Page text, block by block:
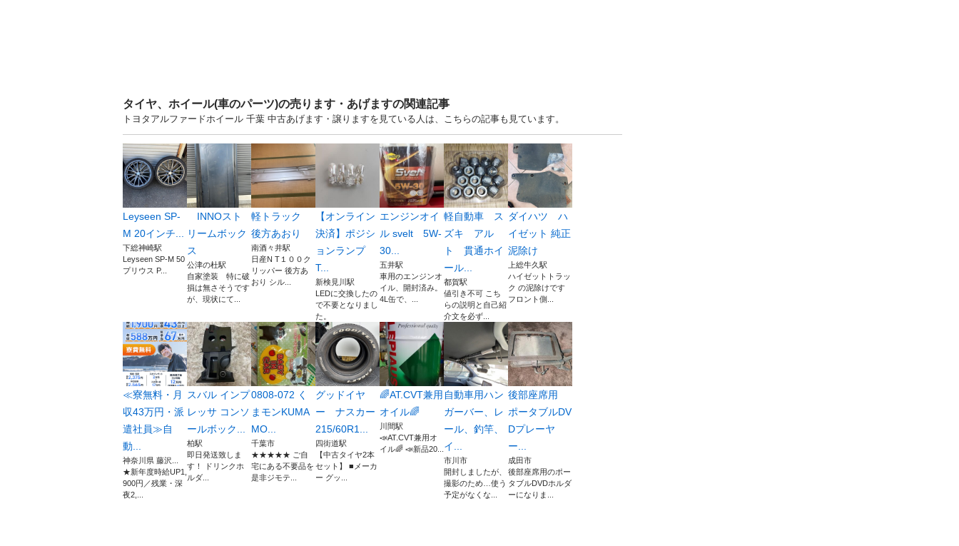
タイヤ、ホイール(車のパーツ)の売ります・あげますの関連記事
トヨタアルファードホイール 千葉 中古あげます・譲りますを見ている人は、こちらの記事も見ています。
Leyseen SP-
M 20インチ...
下総神崎駅
Leyseen SP-M 50
プリウス P...
INNOスト
リームボック
ス
公津の杜駅
自家塗装 特に破
損は無さそうです
が、現状にて...
軽トラック
後方あおり
南酒々井駅
日産N T１００ク
リッパー 後方あ
おり シル...
【オンライン
決済】ポジシ
ョンランプ
T...
新検見川駅
LEDに交換したの
で不要となりまし
た。
エンジンオイ
ル svelt 5W-
30...
五井駅
車用のエンジンオ
イル、開封済み。
4L缶で、...
軽自動車 ス
ズキ アル
ト 貫通ホイ
ール...
都賀駅
値引き不可 こち
らの説明と自己紹
介文を必ず...
ダイハツ ハ
イゼット 純正
泥除け
上総牛久駅
ハイゼットトラッ
ク の泥除けです
フロント側...
≪寮無料・月
収43万円・派
遣社員≫自
動...
神奈川県 藤沢...
★新年度時給UP1,
900円／残業・深
夜2,...
スバル インプ
レッサ コンソ
ールボック...
柏駅
即日発送致しま
す！ ドリンクホ
ルダ...
0808-072 く
まモンKUMA
MO...
千葉市
★★★★★ ご自
宅にある不要品を
是非ジモテ...
グッドイヤ
ー ナスカー
215/60R1...
四街道駅
【中古タイヤ2本
セット】 ■メーカ
ー グッ...
🌈AT.CVT兼用
オイル🌈
川間駅
📣AT.CVT兼用オ
イル🌈 📣新品20...
自動車用ハン
ガーバー、レ
ール、釣竿、
イ...
市川市
開封しましたが、
撮影のため…使う
予定がなくな...
後部座席用
ポータブルDV
Dプレーヤ
ー...
成田市
後部座席用のポー
タブルDVDホルダ
ーになりま...